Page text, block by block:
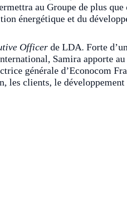
au Groupe de plus
énergétique et du
Officer de LDA. Forte
Samira apporte
générale d’Econocom
les clients, le